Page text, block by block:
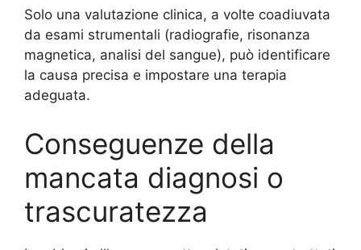
Solo una valutazione clinica, a volte coadiuvata
da esami strumentali (radiografie, risonanza
magnetica, analisi del sangue), può identificare
la causa precisa e impostare una terapia
adeguata.
Conseguenze della
mancata diagnosi o
trascuratezza